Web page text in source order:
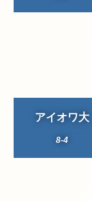
アイオワ大
8-4